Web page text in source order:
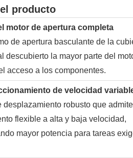
producto
motor de apertura completa
de apertura basculante de la
descubierto la mayor parte del
acceso a los componentes.
de velocidad
desplazamiento robusto que
flexible a alta y baja velocidad,
mayor potencia para tareas